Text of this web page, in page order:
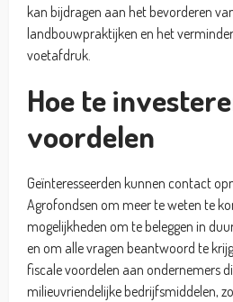
kan bijdragen aan het bevorderen
landbouwpraktijken en het
voetafdruk.
Hoe te
voordelen
Geïnteresseerden kunnen contact
Agrofondsen om meer te weten te
mogelijkheden om te beleggen in
en om alle vragen beantwoord te
fiscale voordelen aan ondernemers
milieuvriendelijke bedrijfsmiddelen,